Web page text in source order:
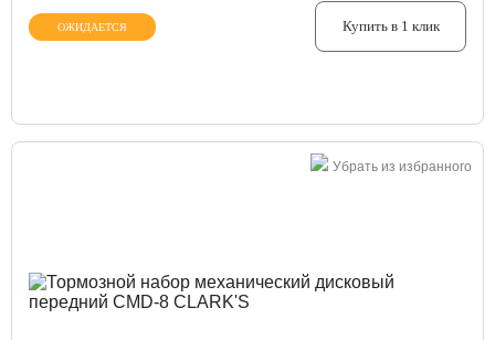
ОЖИДАЕТСЯ Купить в 1 клик
Убрать из избранного